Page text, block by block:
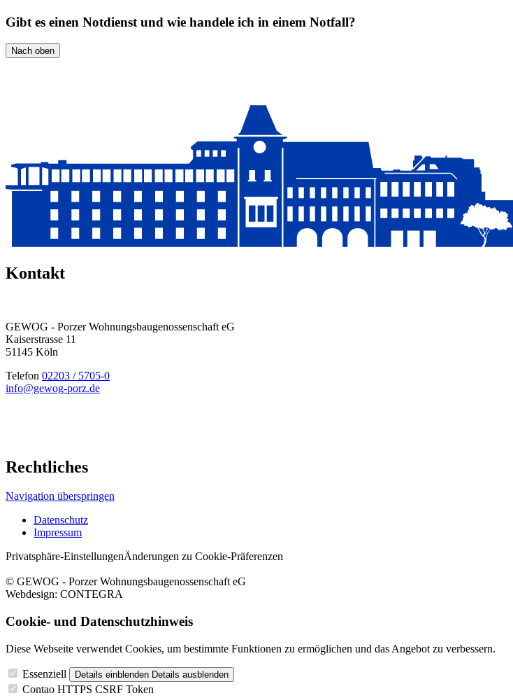
Gibt es einen Notdienst und wie handele ich in einem Notfall?
Nach oben
Kontakt
GEWOG - Porzer Wohnungsbau­genossenschaft eG
Kaiserstrasse 11
51145 Köln
Telefon 02203 / 5705-0
info@gewog-porz.de
Rechtliches
Navigation überspringen
Datenschutz
Impressum
Privatsphäre-EinstellungenÄnderungen zu Cookie-Präferenzen
© GEWOG - Porzer Wohnungsbaugenossenschaft eG
Webdesign: CONTEGRA
Cookie- und Datenschutzhinweis
Diese Webseite verwendet Cookies, um bestimmte Funktionen zu ermöglichen und das Angebot zu verbessern.
Essenziell Details einblenden Details ausblenden
Contao HTTPS CSRF Token